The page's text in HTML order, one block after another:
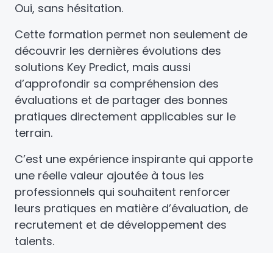
Oui, sans hésitation.
Cette formation permet non seulement de
découvrir les dernières évolutions des
solutions Key Predict, mais aussi
d’approfondir sa compréhension des
évaluations et de partager des bonnes
pratiques directement applicables sur le
terrain.
C’est une expérience inspirante qui apporte
une réelle valeur ajoutée à tous les
professionnels qui souhaitent renforcer
leurs pratiques en matière d’évaluation, de
recrutement et de développement des
talents.